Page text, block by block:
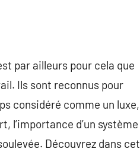
par ailleurs pour cela que
Ils sont reconnus pour
considéré comme un luxe,
l’importance d’un système
Découvrez dans cet